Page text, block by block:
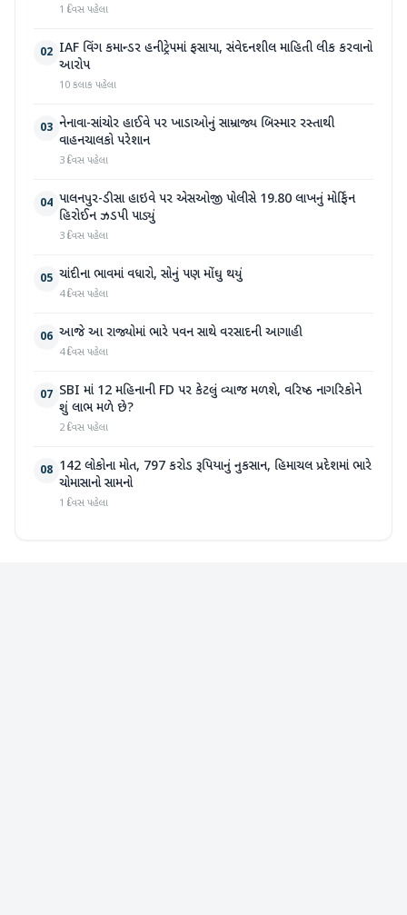
1 દિવસ પહેલા
02 IAF વિંગ કમાન્ડર હનીટ્રેપમાં ફસાયા, સંવેદનશીલ માહિતી લીક કરવાનો
આરોપ
10 કલાક પહેલા
03 નેનાવા-સાંચોર હાઈવે પર ખાડાઓનું સામ્રાજ્ય બિસ્માર રસ્તાથી
વાહનચાલકો પરેશાન
3 દિવસ પહેલા
04 પાલનપુર-ડીસા હાઇવે પર એસઓજી પોલીસે 19.80 લાખનું મોર્ફિન
હિરોઈન ઝડપી પાડ્યું
3 દિવસ પહેલા
05 ચાંદીના ભાવમાં વધારો, સોનું પણ મોંઘુ થયું
4 દિવસ પહેલા
06 આજે આ રાજ્યોમાં ભારે પવન સાથે વરસાદની આગાહી
4 દિવસ પહેલા
07 SBI માં 12 મહિનાની FD પર કેટલું વ્યાજ મળશે, વરિષ્ઠ નાગરિકોને
શું લાભ મળે છે?
2 દિવસ પહેલા
08 142 લોકોના મોત, 797 કરોડ રૂપિયાનું નુકસાન, હિમાચલ પ્રદેશમાં ભારે
ચોમાસાનો સામનો
1 દિવસ પહેલા